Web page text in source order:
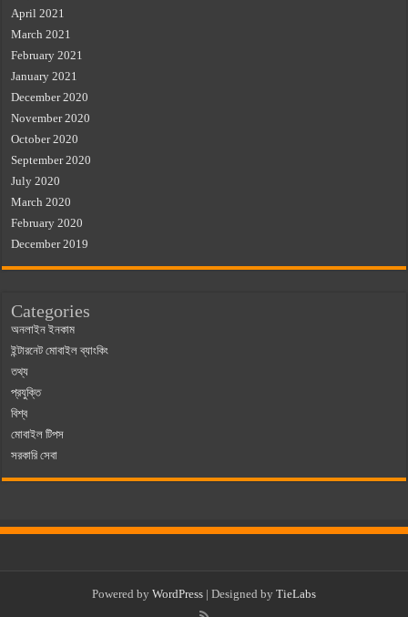
April 2021
March 2021
February 2021
January 2021
December 2020
November 2020
October 2020
September 2020
July 2020
March 2020
February 2020
December 2019
Categories
অনলাইন ইনকাম
ইন্টারনেট মোবাইল ব্যাংকিং
তথ্য
প্রযুক্তি
বিশ্ব
মোবাইল টিপস
সরকারি সেবা
Powered by WordPress | Designed by TieLabs